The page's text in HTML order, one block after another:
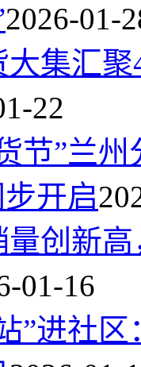
2026-01-
集汇
22
节”兰
开启
量创新
01-16
”进社